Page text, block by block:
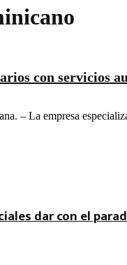
con servicios
– La empresa
dar con el